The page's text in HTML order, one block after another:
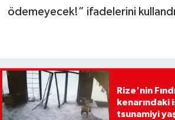
ödemeyecek!” ifadelerini
Rize'nin
kenarındaki
tsunamiyi